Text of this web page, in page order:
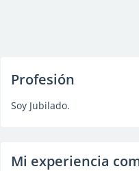
Profesión
Soy Jubilado.
Mi experiencia